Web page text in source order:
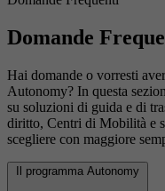
Domande
Hai domande o vorresti
Autonomy? In questa
su soluzioni di guida e di
diritto, Centri di Mobilità e
scegliere con maggiore
Il programma Autonomy